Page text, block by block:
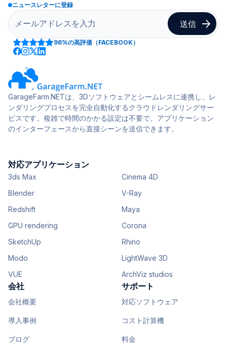
ニュースレターに登録
96%の高評価（FACEBOOK）
GarageFarm.NETは、3Dソフトウェアとシームレスに連携し、レ
ンダリングプロセスを完全自動化するクラウドレンダリングサー
ビスです。複雑で時間のかかる設定は不要で、アプリケーション
のインターフェースから直接シーンを送信できます。
対応アプリケーション
3ds Max
Cinema 4D
Blender
V-Ray
Redshift
Maya
GPU rendering
Corona
SketchUp
Rhino
Modo
LightWave 3D
VUE
ArchViz studios
会社
会社概要
導入事例
ブログ
サポート
対応ソフトウェア
コスト計算機
料金